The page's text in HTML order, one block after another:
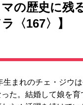
の歴史に残
〈167〉】
生まれのチェ・ジウ
た。結婚して娘を育